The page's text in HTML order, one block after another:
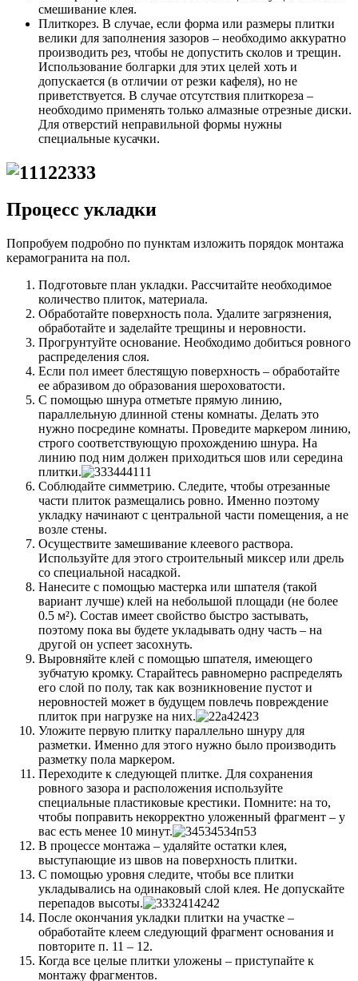
смешивание клея.
Плиткорез. В случае, если форма или размеры плитки
велики для заполнения зазоров – необходимо аккуратно
производить рез, чтобы не допустить сколов и трещин.
Использование болгарки для этих целей хоть и
допускается (в отличии от резки кафеля), но не
приветствуется. В случае отсутствия плиткореза –
необходимо применять только алмазные отрезные диски.
Для отверстий неправильной формы нужны
специальные кусачки.
Процесс укладки
Попробуем подробно по пунктам изложить порядок монтажа
керамогранита на пол.
Подготовьте план укладки. Рассчитайте необходимое
количество плиток, материала.
Обработайте поверхность пола. Удалите загрязнения,
обработайте и заделайте трещины и неровности.
Прогрунтуйте основание. Необходимо добиться ровного
распределения слоя.
Если пол имеет блестящую поверхность – обработайте
ее абразивом до образования шероховатости.
С помощью шнура отметьте прямую линию,
параллельную длинной стены комнаты. Делать это
нужно посредине комнаты. Проведите маркером линию,
строго соответствующую прохождению шнура. На
линию под ним должен приходиться шов или середина
плитки.
Соблюдайте симметрию. Следите, чтобы отрезанные
части плиток размещались ровно. Именно поэтому
укладку начинают с центральной части помещения, а не
возле стены.
Осуществите замешивание клеевого раствора.
Используйте для этого строительный миксер или дрель
со специальной насадкой.
Нанесите с помощью мастерка или шпателя (такой
вариант лучше) клей на небольшой площади (не более
0.5 м²). Состав имеет свойство быстро застывать,
поэтому пока вы будете укладывать одну часть – на
другой он успеет засохнуть.
Выровняйте клей с помощью шпателя, имеющего
зубчатую кромку. Старайтесь равномерно распределять
его слой по полу, так как возникновение пустот и
неровностей может в будущем повлечь повреждение
плиток при нагрузке на них.
Уложите первую плитку параллельно шнуру для
разметки. Именно для этого нужно было производить
разметку пола маркером.
Переходите к следующей плитке. Для сохранения
ровного зазора и расположения используйте
специальные пластиковые крестики. Помните: на то,
чтобы поправить некорректно уложенный фрагмент – у
вас есть менее 10 минут.
В процессе монтажа – удаляйте остатки клея,
выступающие из швов на поверхность плитки.
С помощью уровня следите, чтобы все плитки
укладывались на одинаковый слой клея. Не допускайте
перепадов высоты.
После окончания укладки плитки на участке –
обработайте клеем следующий фрагмент основания и
повторите п. 11 – 12.
Когда все целые плитки уложены – приступайте к
монтажу фрагментов.